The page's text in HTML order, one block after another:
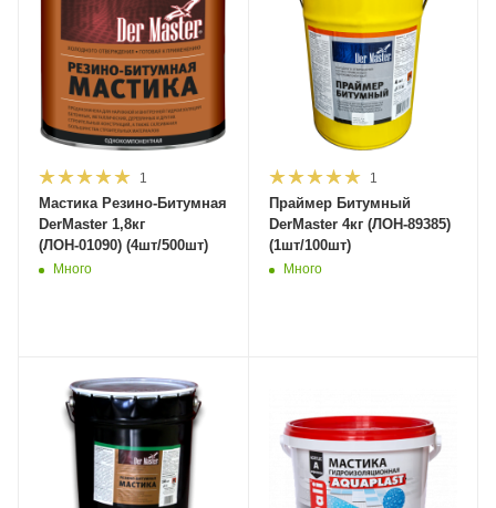
1
Мастика Резино-Битумная
DerMaster 1,8кг
(ЛОН-01090) (4шт/500шт)
Много
1
Праймер Битумный
DerMaster 4кг (ЛОН-89385)
(1шт/100шт)
Много